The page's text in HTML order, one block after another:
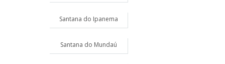
Santana do Ipanema
Santana do Mundaú